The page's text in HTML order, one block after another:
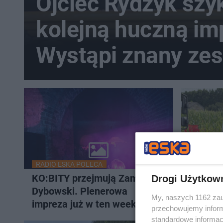
kolejną huczną
Wystąpi znany
disco-polo
RADIO ESKA POLECA
KO:BITY przejmują Zamek
Dybowski. Plenerowa
impreza już w ten weekend w
Brat
Drogi
My, naszych 1162
przechowujemy
standardowe